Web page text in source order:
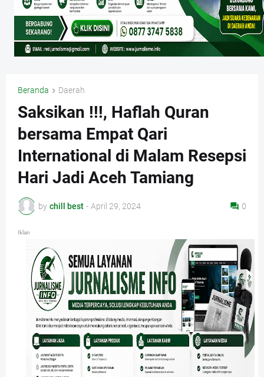
Beranda Daerah
Saksikan !!!, Haflah Quran
bersama Empat Qari
International di Malam Resepsi
Hari Jadi Aceh Tamiang
by chill best - April 29, 2024 0
Iklan